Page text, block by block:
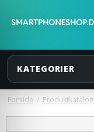
KATEGORIER
Forside / Produktkatalog